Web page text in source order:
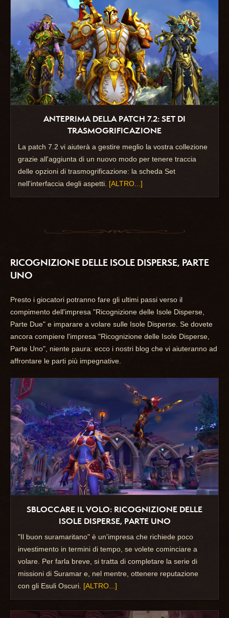
ANTEPRIMA DELLA PATCH 7.2: SET DI
TRASMOGRIFICAZIONE
La patch 7.2 vi aiuterà a gestire meglio la vostra collezione
grazie all'aggiunta di un nuovo modo per tenere traccia
delle opzioni di trasmogrificazione: la scheda Set
nell'interfaccia degli aspetti. [ALTRO...]
RICOGNIZIONE DELLE ISOLE DISPERSE, PARTE
UNO
Presto i giocatori potranno fare gli ultimi passi verso il
compimento dell'impresa "Ricognizione delle Isole Disperse,
Parte Due" e imparare a volare sulle Isole Disperse. Se dovete
ancora compiere l'impresa "Ricognizione delle Isole Disperse,
Parte Uno", niente paura: ecco i nostri blog che vi aiuteranno ad
affrontare le parti più impegnative.
SBLOCCARE IL VOLO: RICOGNIZIONE DELLE
ISOLE DISPERSE, PARTE UNO
"Il buon suramaritano" è un'impresa che richiede poco
investimento in termini di tempo, se volete cominciare a
volare. Per farla breve, si tratta di completare la serie di
missioni di Suramar e, nel mentre, ottenere reputazione
con gli Esuli Oscuri. [ALTRO...]